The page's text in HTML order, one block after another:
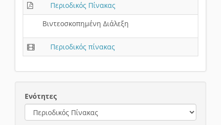
Περιοδικός Πίνακας
Βιντεοσκοπημένη Διάλεξη
Περιοδικός πίνακας
Ενότητες